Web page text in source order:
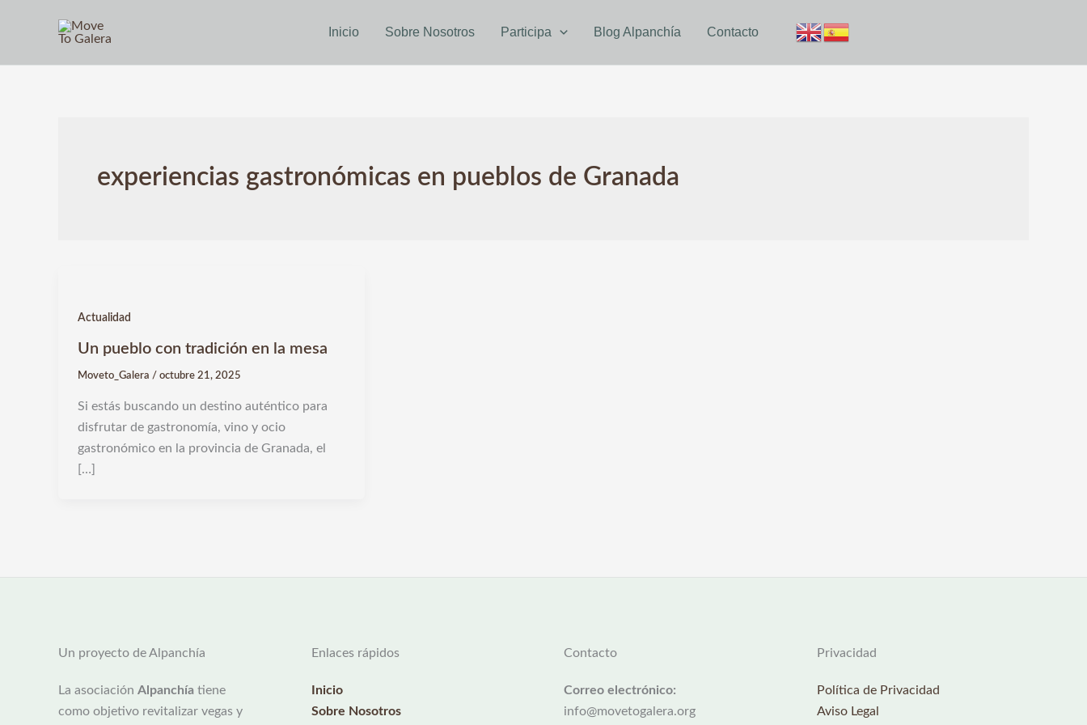
Inicio Sobre Nosotros Participa Blog Alpanchía Contacto
experiencias gastronómicas en pueblos de Granada
Actualidad
Un pueblo con tradición en la mesa
Moveto_Galera / octubre 21, 2025
Si estás buscando un destino auténtico para
disfrutar de gastronomía, vino y ocio
gastronómico en la provincia de Granada, el
[…]
Un proyecto de Alpanchía
La asociación Alpanchía tiene
como objetivo revitalizar vegas y
Enlaces rápidos
Inicio
Sobre Nosotros
Contacto
Correo electrónico:
info@movetogalera.org
Privacidad
Política de Privacidad
Aviso Legal